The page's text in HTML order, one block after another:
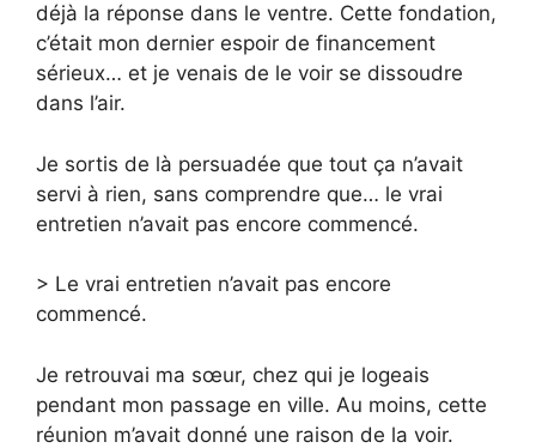
déjà la réponse dans le ventre. Cette fondation,
c’était mon dernier espoir de financement
sérieux… et je venais de le voir se dissoudre
dans l’air.
Je sortis de là persuadée que tout ça n’avait
servi à rien, sans comprendre que… le vrai
entretien n’avait pas encore commencé.
> Le vrai entretien n’avait pas encore
commencé.
Je retrouvai ma sœur, chez qui je logeais
pendant mon passage en ville. Au moins, cette
réunion m’avait donné une raison de la voir.